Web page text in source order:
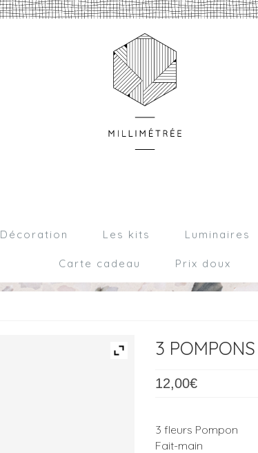
Décoration Les kits Luminaires
Carte cadeau Prix doux
3
12,00€
3 fleurs Pompon
Fait-main